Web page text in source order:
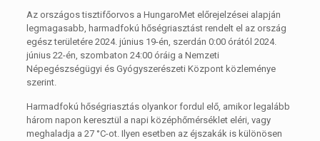
Az országos tisztifőorvos a HungaroMet előrejelzései alapján
legmagasabb, harmadfokú hőségriasztást rendelt el az ország
egész területére 2024. június 19-én, szerdán 0:00 órától 2024.
június 22-én, szombaton 24:00 óráig a Nemzeti
Népegészségügyi és Gyógyszerészeti Központ közleménye
szerint.
Harmadfokú hőségriasztás olyankor fordul elő, amikor legalább
három napon keresztül a napi középhőmérséklet eléri, vagy
meghaladja a 27 °C-ot. Ilyen esetben az éjszakák is különösen